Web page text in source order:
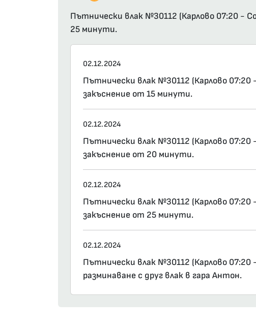
Пътнически влак №30112 (Карлово 07:20 -
25 минути.
02.12.2024
Пътнически влак №30112 (Карлово 07:20
закъснение от 15 минути.
02.12.2024
Пътнически влак №30112 (Карлово 07:20
закъснение от 20 минути.
02.12.2024
Пътнически влак №30112 (Карлово 07:20
закъснение от 25 минути.
02.12.2024
Пътнически влак №30112 (Карлово 07:20
разминаване с друг влак в гара Антон.